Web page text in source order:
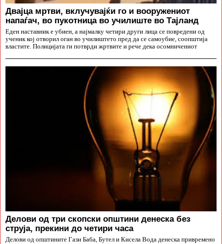
Двајца мртви, вклучувајќи го и вооружениот
напаѓач, во пукотница во училиште во Тајланд
Еден наставник е убиен, а најмалку четири други лица се повредени од
ученик кој отворил оган во училиштето пред да се самоубие, соопштија
властите. Полицијата ги потврди жртвите и рече дека осомничениот
Делови од три скопски општини денеска без
струја, прекини до четири часа
Делови од општините Гази Баба, Бутел и Кисела Вода денеска привремено